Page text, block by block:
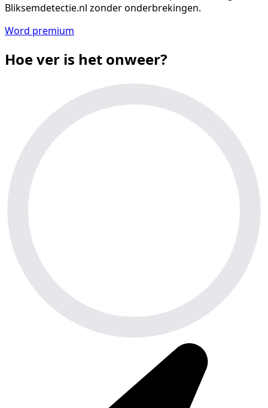
Bliksemdetectie.nl zonder onderbrekingen.
Word premium
Hoe ver is het onweer?